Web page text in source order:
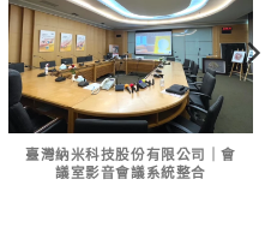
臺灣納米科技股份有限公司｜會
議室影音會議系統整合